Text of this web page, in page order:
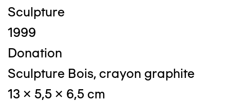
Sculpture
1999
Donation
Sculpture Bois, crayon graphite
13 x 5,5 x 6,5 cm